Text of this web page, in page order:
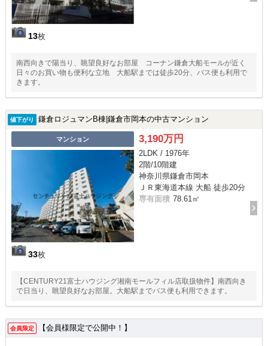
13枚
南西向きで陽当り、眺望良好なお部屋 コーナン鎌倉大船モールが近く
日々のお買い物も便利な立地 大船駅までは徒歩20分、バス便も利用で
きます。
値下がり 鎌倉ロジュマンB棟|鎌倉市岡本の中古マンション
マンション
33枚
3,190万円
2LDK / 1976年
2階/10階建
神奈川県鎌倉市岡本
ＪＲ東海道本線 大船 徒歩20分
専有面積 78.61㎡
【CENTURY21富士ハウジング湘南モールフィル店取扱物件】南西向き
で日当り、眺望良好なお部屋。大船駅までバス便も利用できます。
会員限定 【会員様限定で公開中！】